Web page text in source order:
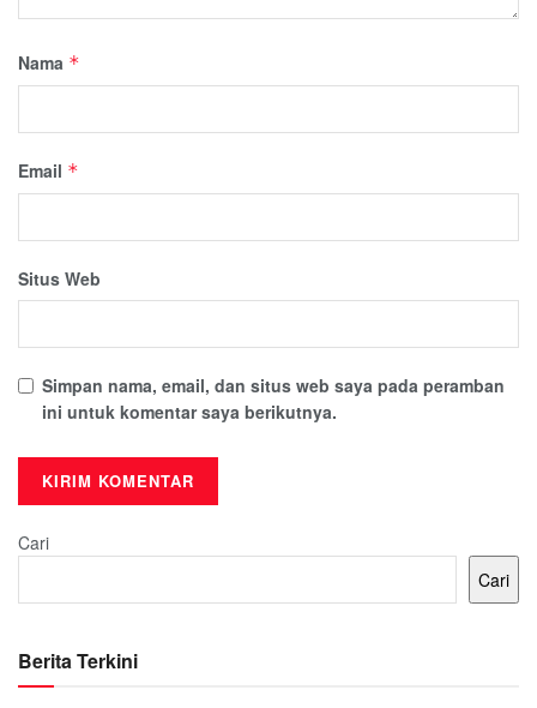
Nama *
Email *
Situs Web
Simpan nama, email, dan situs web saya pada peramban
ini untuk komentar saya berikutnya.
Cari
Cari
Berita Terkini